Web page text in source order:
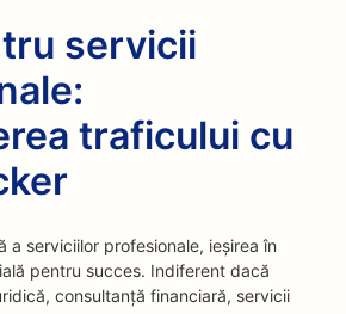
servicii
traficului cu
a serviciilor profesionale, ieșirea în
pentru succes. Indiferent dacă
consultanță financiară, servicii